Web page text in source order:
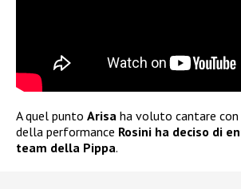
A quel punto Arisa ha voluto cantare con
della performance Rosini ha deciso di
team della Pippa.